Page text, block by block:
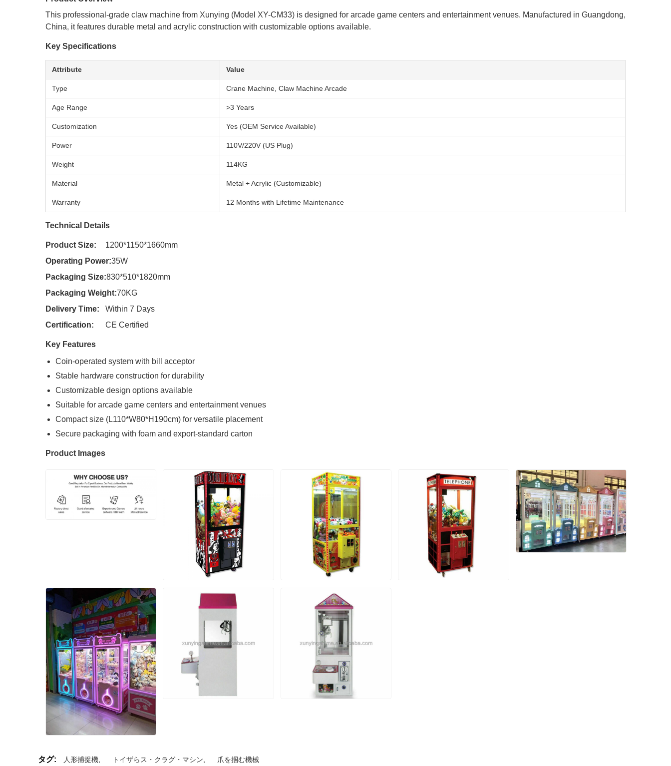
This professional-grade claw machine from Xunying (Model XY-CM33) is designed for arcade game centers and entertainment venues. Manufactured in Guangdong,
China, it features durable metal and acrylic construction with customizable options available.
Key Specifications
Attribute Value
Type Crane Machine, Claw Machine Arcade
Age Range >3 Years
Customization Yes (OEM Service Available)
Power 110V/220V (US Plug)
Weight 114KG
Material Metal + Acrylic (Customizable)
Warranty 12 Months with Lifetime Maintenance
Technical Details
Product Size:
1200*1150*1660mm
Operating Power:35W
Packaging Size:830*510*1820mm
Packaging Weight:70KG
Delivery Time:
Within 7 Days
Certification:
CE Certified
Key Features
Coin-operated system with bill acceptor
Stable hardware construction for durability
Customizable design options available
Suitable for arcade game centers and entertainment venues
Compact size (L110*W80*H190cm) for versatile placement
Secure packaging with foam and export-standard carton
Product Images
タグ: 人形捕捉機 トイザらス・クラグ・マシン 爪を掴む機械